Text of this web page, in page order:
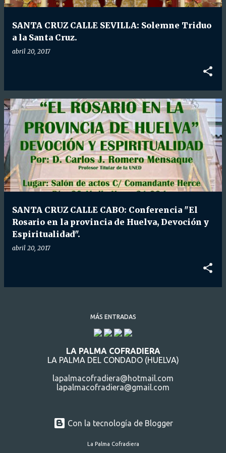
SANTA CRUZ CALLE SEVILLA: Solemne Triduo
a la Santa Cruz.
abril 20, 2017
SANTA CRUZ CALLE CABO: Conferencia "El
Rosario en la provincia de Huelva, Devoción y
Espiritualidad".
abril 20, 2017
MÁS ENTRADAS
LA PALMA COFRADIERA
LA PALMA DEL CONDADO (HUELVA)
lapalmacofradiera@hotmail.com
lapalmacofradiera@gmail.com
Con la tecnología de Blogger
La Palma Cofradiera